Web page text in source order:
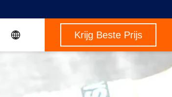
Krijg Beste Prijs